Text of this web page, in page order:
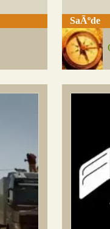
SaÃºde